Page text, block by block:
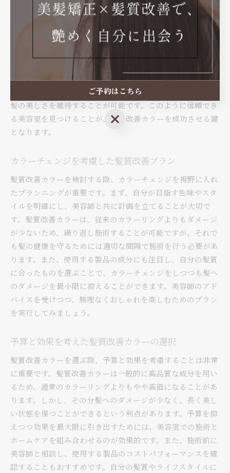
の健康を守りながら理想の色合いを実現することができま
す。まず、髪質改善カラーを専門的に取り扱っている美容室
をリサーチし、口コミやレビューを参考にするのがおすすめ
です。美容師とのカウンセリングを通じて、使用する製品や
成分について具体的な説明を受けることで安心感を得られま
す。また、施術後のホームケアについても丁寧にアドバイス
をしてくれる美容室を選ぶことで、カラーの持ちを良くし、
髪の美しさを維持することが可能です。このように信頼でき
る美容室を見つけることが、髪質改善カラーを成功させる鍵
となります。
カラーチェンジを考慮した髪質改善プラン
髪質改善カラーを検討する際、カラーチェンジを視野に入れ
たプランニングが重要です。まず、自分が目指す色味やスタ
イルを明確にし、美容師と共に計画を立てることが大切で
す。髪質改善カラーは、従来のカラーリングよりもダメージ
が少ないため、繰り返し施術することが可能ですが、それで
も髪の健康を守るためには適切な間隔で施術を行う必要があ
ります。また、使用する製品の成分にも注目し、自分の髪質
に合ったものを選ぶことで、カラーチェンジをしつつも髪へ
のダメージを最小限に抑えることができます。美容師のアド
バイスを受けつつ、無理なくおしゃれを楽しむためのプラン
を実行してみましょう。
予算と効果を考えた髪質改善カラーの選択
髪質改善カラーを選ぶ際、予算と効果を考慮することは非常
に重要です。髪質改善カラーは一般的に高品質な成分を用い
るため、通常のカラーリングよりもやや高価になることがあ
ります。しかし、その分髪へのダメージが少なく、長く美し
い状態を保つことができるという利点があります。予算を抑
えつつ効果を最大限に引き出すためには、美容室での施術と
ホームケアを組み合わせるのが効果的です。また、施術前に
美容師と相談し、使用する製品のコストパフォーマンスを確
認することもおすすめです。自分の髪質やライフスタイルに
ご予約はこちら
ご予約はこちら